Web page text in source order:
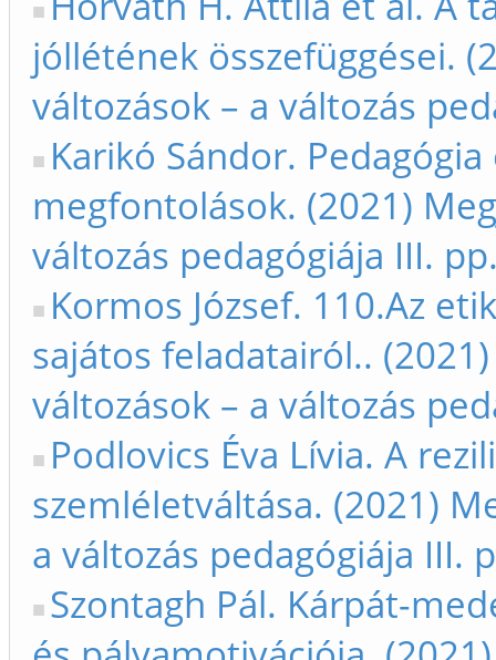
jóllétének összefüggései.
változások – a változás
Karikó Sándor.
megfontolások. (2021)
változás pedagógiája III.
Kormos József. 110.Az
sajátos feladatairól..
változások – a változás
Podlovics Éva Lívia. A
szemléletváltása. (2021)
a változás pedagógiája III.
Szontagh Pál. Kárpát-